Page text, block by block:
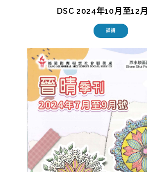
DSC 2024年10月至12
詳請